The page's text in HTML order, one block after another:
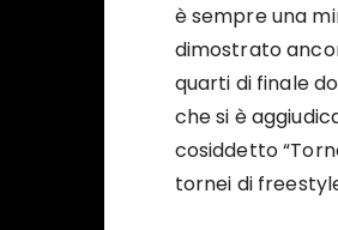
è sempre una
dimostrato
quarti di finale
che si è
cosiddetto
tornei di